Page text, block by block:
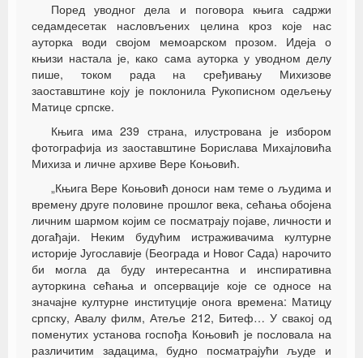
Поред уводног дела и поговора књига садржи
седамдесетак насловљених целина кроз које нас
ауторка води својом мемоарском прозом. Идеја о
књизи настала је, како сама ауторка у уводном делу
пише, током рада на сређивању Михизове
заоставштине коју је поклонила Рукописном одељењу
Матице српске.
Књига има 239 страна, илустрована је избором
фотографија из заоставштине Борислава Михајловића
Михиза и личне архиве Вере Коњовић.
„Књига Вере Коњовић доноси нам теме о људима и
времену друге половине прошлог века, сећања обојена
личним шармом којим се посматрају појаве, личности и
догађаји. Неким будућим истраживачима културне
историје Југославије (Београда и Новог Сада) нарочито
би могла да буду интересантна и инспиративна
ауторкина сећања и опсервације које се односе на
значајне културне институције онога времена: Матицу
српску, Авалу филм, Атеље 212, Битеф… У свакој од
поменутих установа госпођа Коњовић је пословала на
различитим задацима, будно посматрајући људе и